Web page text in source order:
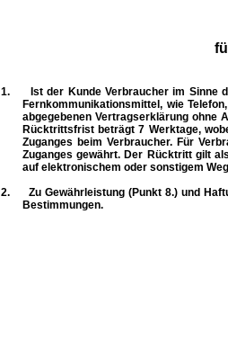
1.
Ist der Kunde Verbraucher im Sinne
Fernkommunikationsmittel, wie
abgegebenen Vertragserklärung ohne
Rücktrittsfrist beträgt 7 Werktage,
Zuganges beim Verbraucher. Für
Zuganges gewährt. Der Rücktritt gilt
auf elektronischem oder sonstigem
2.
Zu Gewährleistung (Punkt 8.) und
Bestimmungen.